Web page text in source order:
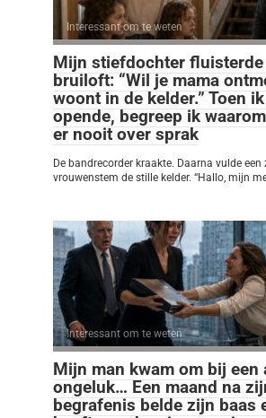
Interessant om te weten
Mijn stiefdochter fluisterde
bruiloft: “Wil je mama
woont in de kelder.” Toen
opende, begreep ik
er nooit over sprak
De bandrecorder kraakte. Daarna vulde een
vrouwenstem de stille kelder. “Hallo, mijn
Interessant om te weten
Mijn man kwam om bij een
ongeluk… Een maand na
begrafenis belde zijn baas